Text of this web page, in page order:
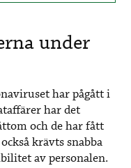
under
har pågått i
har det
och de har fått
krävts snabba
av personalen.